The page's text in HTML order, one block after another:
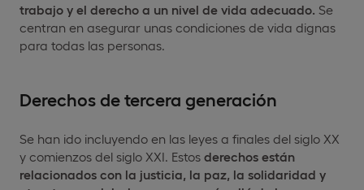
trabajo y el derecho a un nivel de vida adecuado. Se
centran en asegurar unas condiciones de vida dignas
para todas las personas.
Derechos de tercera generación
Se han ido incluyendo en las leyes a finales del siglo XX
y comienzos del siglo XXI. Estos derechos están
relacionados con la justicia, la paz, la solidaridad y